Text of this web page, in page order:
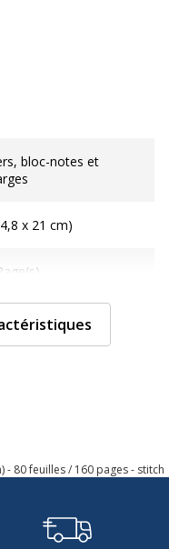
bloc-notes et
x 21 cm)
- 80 feuilles / 160 pages - stitch